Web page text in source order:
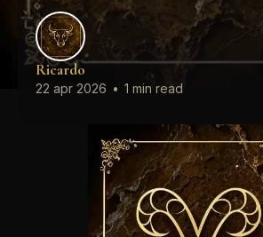
Ricardo
22 apr 2026 • 1 min read